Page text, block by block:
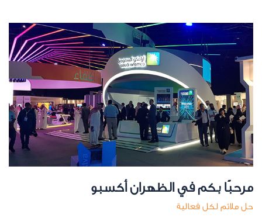
مرحبًا بكم في الظهران أكسبو
حل ملائم لكل فعالية